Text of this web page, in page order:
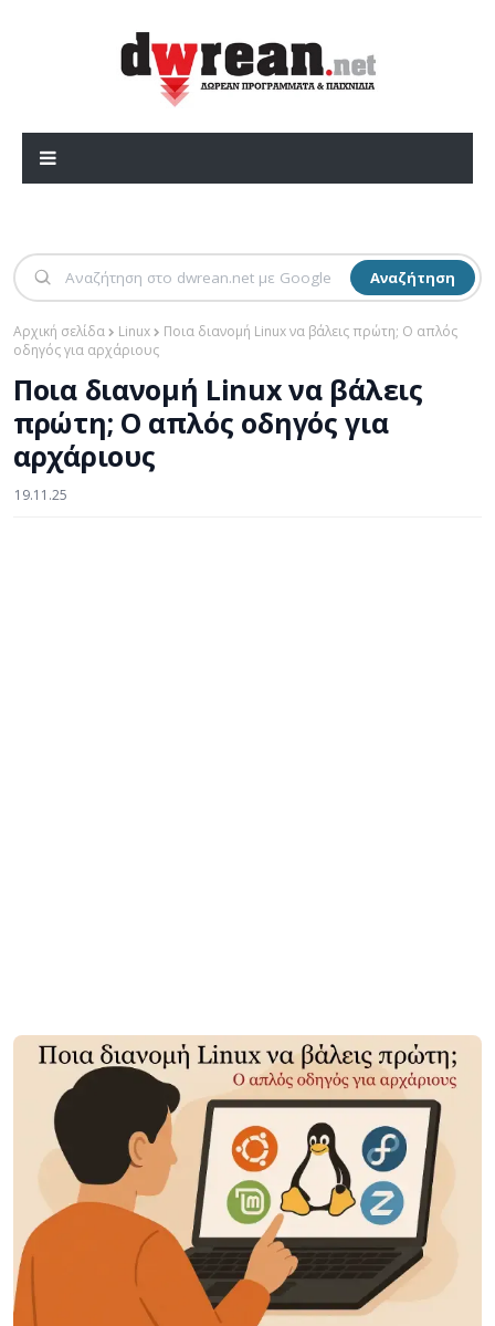
Αναζήτηση
Αρχική σελίδα Linux
Ποια διανομή Linux να βάλεις πρώτη; Ο απλός
οδηγός για αρχάριους
Ποια διανομή Linux να βάλεις
πρώτη; Ο απλός οδηγός για
αρχάριους
19.11.25